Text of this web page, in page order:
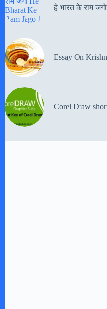
हे भारत के राम
Essay On
Corel Draw